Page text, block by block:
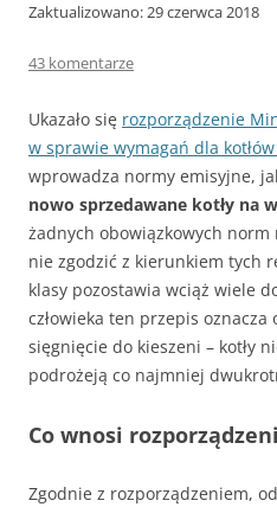
Zaktualizowano: 29 czerwca 2018
43 komentarze
Ukazało się rozporządzenie
w sprawie wymagań dla
wprowadza normy emisyjne,
nowo sprzedawane kotły na
żadnych obowiązkowych norm
nie zgodzić z kierunkiem tych
klasy pozostawia wciąż wiele
człowieka ten przepis oznacza
sięgnięcie do kieszeni – kotły
podrożeją co najmniej
Co wnosi
Zgodnie z rozporządzeniem,